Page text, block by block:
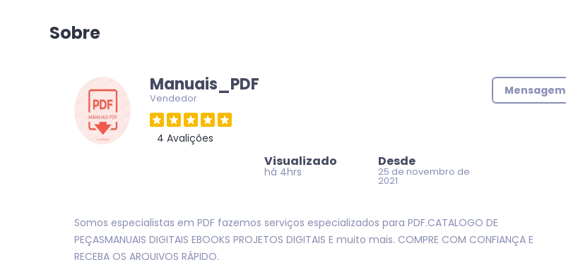
Sobre
Manuais_PDF
Vendedor
4 Avalições
Visualizado
há 4hrs
Desde
25 de novembro de
2021
Mensagem
Somos especialistas em PDF fazemos serviços especializados para PDF.CATALOGO DE
PEÇASMANUAIS DIGITAIS EBOOKS PROJETOS DIGITAIS E muito mais. COMPRE COM CONFIANÇA E
RECEBA OS ARQUIVOS RÁPIDO.